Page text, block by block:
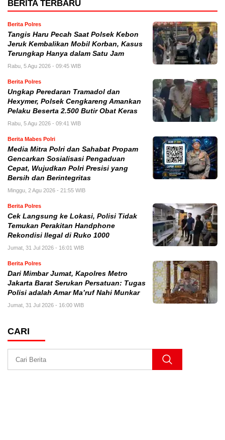
BERITA TERBARU
Berita Polres
Tangis Haru Pecah Saat Polsek Kebon
Jeruk Kembalikan Mobil Korban, Kasus
Terungkap Hanya dalam Satu Jam
Rabu, 5 Agu 2026 - 09:45 WIB
Berita Polres
Ungkap Peredaran Tramadol dan
Hexymer, Polsek Cengkareng Amankan
Pelaku Beserta 2.500 Butir Obat Keras
Rabu, 5 Agu 2026 - 09:41 WIB
Berita Mabes Polri
Media Mitra Polri dan Sahabat Propam
Gencarkan Sosialisasi Pengaduan
Cepat, Wujudkan Polri Presisi yang
Bersih dan Berintegritas
Minggu, 2 Agu 2026 - 21:55 WIB
Berita Polres
Cek Langsung ke Lokasi, Polisi Tidak
Temukan Perakitan Handphone
Rekondisi Ilegal di Ruko 1000
Jumat, 31 Jul 2026 - 16:01 WIB
Berita Polres
Dari Mimbar Jumat, Kapolres Metro
Jakarta Barat Serukan Persatuan: Tugas
Polisi adalah Amar Ma’ruf Nahi Munkar
Jumat, 31 Jul 2026 - 16:00 WIB
CARI